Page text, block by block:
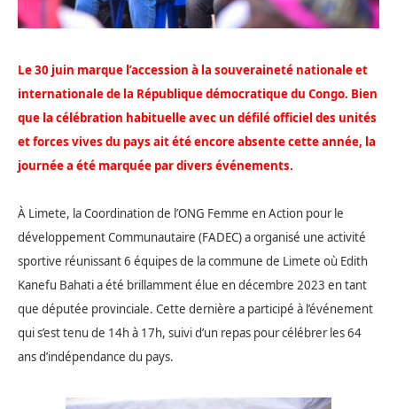
Le 30 juin marque l’accession à la souveraineté nationale et
internationale de la République démocratique du Congo. Bien
que la célébration habituelle avec un défilé officiel des unités
et forces vives du pays ait été encore absente cette année, la
journée a été marquée par divers événements.
À Limete, la Coordination de l’ONG Femme en Action pour le
développement Communautaire (FADEC) a organisé une activité
sportive réunissant 6 équipes de la commune de Limete où Edith
Kanefu Bahati a été brillamment élue en décembre 2023 en tant
que députée provinciale. Cette dernière a participé à l’événement
qui s’est tenu de 14h à 17h, suivi d’un repas pour célébrer les 64
ans d’indépendance du pays.